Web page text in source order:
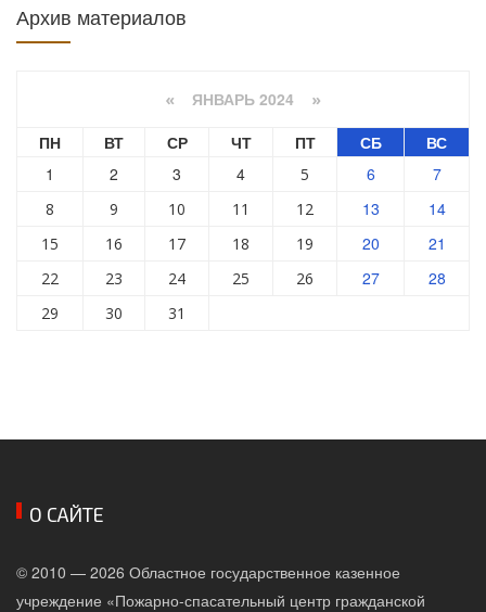
Архив материалов
« ЯНВАРЬ 2024 »
ПН ВТ СР ЧТ ПТ СБ
ВС
1
2 3 4 5 6 7
8 9 10 11 12 13 14
15 16 17 18 19 20 21
22 23 24 25 26 27 28
29 30 31
О САЙТЕ
© 2010 — 2026 Областное государственное казенное
учреждение «Пожарно-спасательный центр гражданской